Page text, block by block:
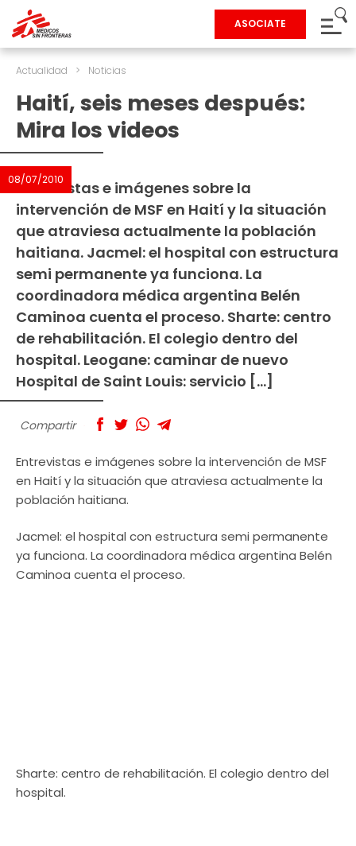
ASOCIATE
Actualidad > Noticias
Haití, seis meses después:
Mira los videos
08/07/2010
Entrevistas e imágenes sobre la
intervención de MSF en Haití y la situación
que atraviesa actualmente la población
haitiana. Jacmel: el hospital con estructura
semi permanente ya funciona. La
coordinadora médica argentina Belén
Caminoa cuenta el proceso. Sharte: centro
de rehabilitación. El colegio dentro del
hospital. Leogane: caminar de nuevo
Hospital de Saint Louis: servicio […]
Compartir
Entrevistas e imágenes sobre la intervención de MSF
en Haití y la situación que atraviesa actualmente la
población haitiana.
Jacmel: el hospital con estructura semi permanente
ya funciona. La coordinadora médica argentina Belén
Caminoa cuenta el proceso.
Sharte: centro de rehabilitación. El colegio dentro del
hospital.